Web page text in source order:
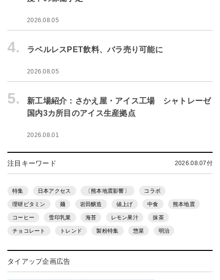
2026.08.05
4. ラベルレスPET飲料、バラ売り可能に
2026.08.05
5.
新工場紹介：さかえ屋・アイス工場 シャトレーゼ
国内3カ所目のアイス生産拠点
2026.08.01
注目キーワード 2026.08.07付
特集 日本アクセス 〔熊本地震影響〕 コラボ
理研ビタミン 麺 岩田醸造 値上げ 中食 熊本地震
コーヒー 雪印乳業 海苔 レモン果汁 抹茶
チョコレート トレンド 製粉特集 惣菜 明治
タイアップ企画広告